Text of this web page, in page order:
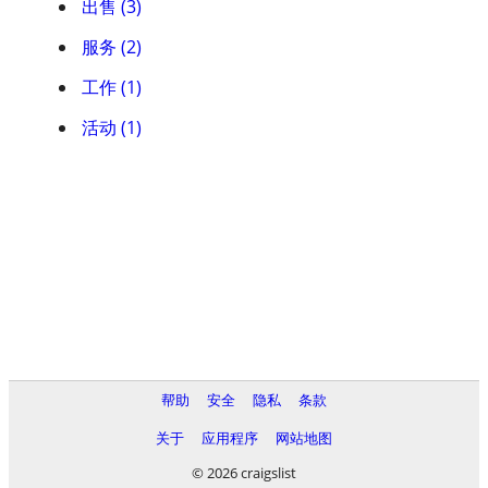
出售 (3)
服务 (2)
工作 (1)
活动 (1)
帮助 安全 隐私
条款
关于
应用程序
网站地图
© 2026 craigslist